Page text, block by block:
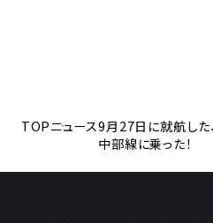
TOPニュース9月27日に就航した
中部線に乗った！